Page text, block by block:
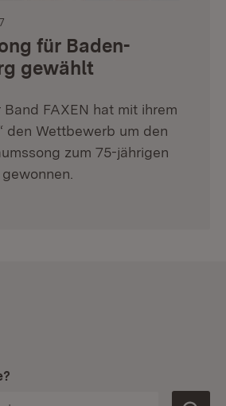
für Baden-
gewählt
Band FAXEN hat mit ihrem
den Wettbewerb um den
zum 75-jährigen